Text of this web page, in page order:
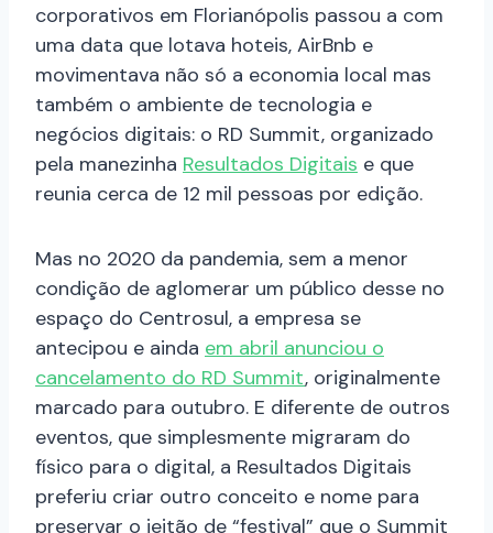
corporativos em Florianópolis passou a com
uma data que lotava hoteis, AirBnb e
movimentava não só a economia local mas
também o ambiente de tecnologia e
negócios digitais: o RD Summit, organizado
pela manezinha Resultados Digitais e que
reunia cerca de 12 mil pessoas por edição.
Mas no 2020 da pandemia, sem a menor
condição de aglomerar um público desse no
espaço do Centrosul, a empresa se
antecipou e ainda em abril anunciou o
cancelamento do RD Summit, originalmente
marcado para outubro. E diferente de outros
eventos, que simplesmente migraram do
físico para o digital, a Resultados Digitais
preferiu criar outro conceito e nome para
preservar o jeitão de “festival” que o Summit